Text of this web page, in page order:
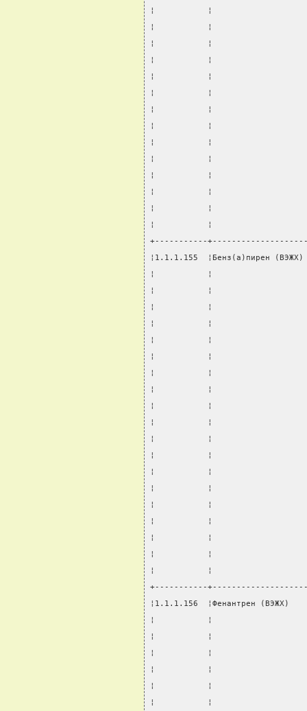
¦           ¦
¦           ¦
¦           ¦
¦           ¦
¦           ¦
¦           ¦
¦           ¦
¦           ¦
¦           ¦
¦           ¦
¦           ¦
¦           ¦
¦           ¦
¦           ¦
+-----------
¦1.1.1.155  ¦Бенз(а)пирен
¦           ¦
¦           ¦
¦           ¦
¦           ¦
¦           ¦
¦           ¦
¦           ¦
¦           ¦
¦           ¦
¦           ¦
¦           ¦
¦           ¦
¦           ¦
¦           ¦
¦           ¦
¦           ¦
¦           ¦
¦           ¦
¦           ¦
+-----------
¦1.1.1.156  ¦Фенантрен
¦           ¦
¦           ¦
¦           ¦
¦           ¦
¦           ¦
¦           ¦